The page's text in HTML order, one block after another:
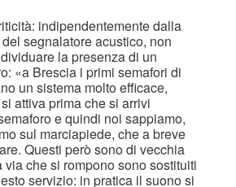
indipendentemente dalla
segnalatore acustico, non
la presenza di un
«a Brescia i primi semafori di
un sistema molto efficace,
attiva prima che si arrivi
e quindi noi sappiamo,
sul marciapiede, che a breve
Questi però sono di vecchia
che si rompono sono sostituiti
servizio: in pratica il suono si